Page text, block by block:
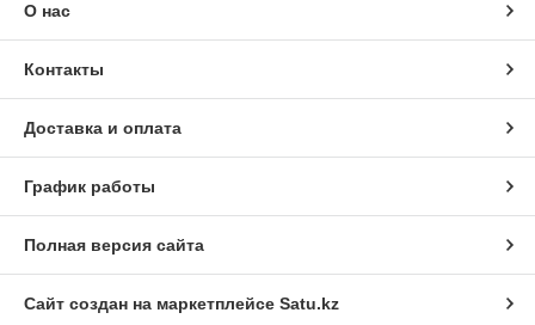
О нас
Контакты
Доставка и оплата
График работы
Полная версия сайта
Сайт создан на маркетплейсе Satu.kz